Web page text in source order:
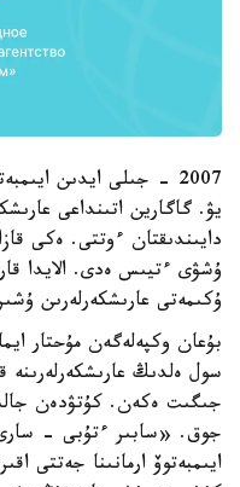
2007 - جىلى ايدىن
يۋ. گاگارين اتىنداعى
ۇشۋى ءتيىس ەدى. الايدا
ۇكىمەتى عارىشكەرلەرىن
بۇعان وكپەلەگەن مۇحتار
سول ەلدىڭ عارىشكەرلەرىنە
جىگىت ەكەن. كۇتۋدەن
جوق. «سابىر ءتۇبى -
ايىمبەتوۆ ارمانىنا جەتتى